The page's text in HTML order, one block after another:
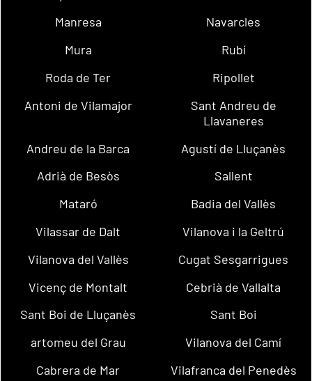
Manresa
Navarcles
Mura
Rubí
Roda de Ter
Ripollet
Antoni de Vilamajor
Sant Andreu de
Llavaneres
Andreu de la Barca
Agustí de Lluçanès
Adrià de Besòs
Sallent
Mataró
Badia del Vallès
Vilassar de Dalt
Vilanova i la Geltrú
Vilanova del Vallès
Cugat Sesgarrigues
Vicenç de Montalt
Cebrià de Vallalta
Sant Boi de Lluçanès
Sant Boi
artomeu del Grau
Vilanova del Camí
Cabrera de Mar
Vilafranca del Penedès